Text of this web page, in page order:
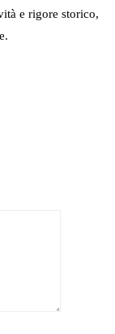
e rigore storico,